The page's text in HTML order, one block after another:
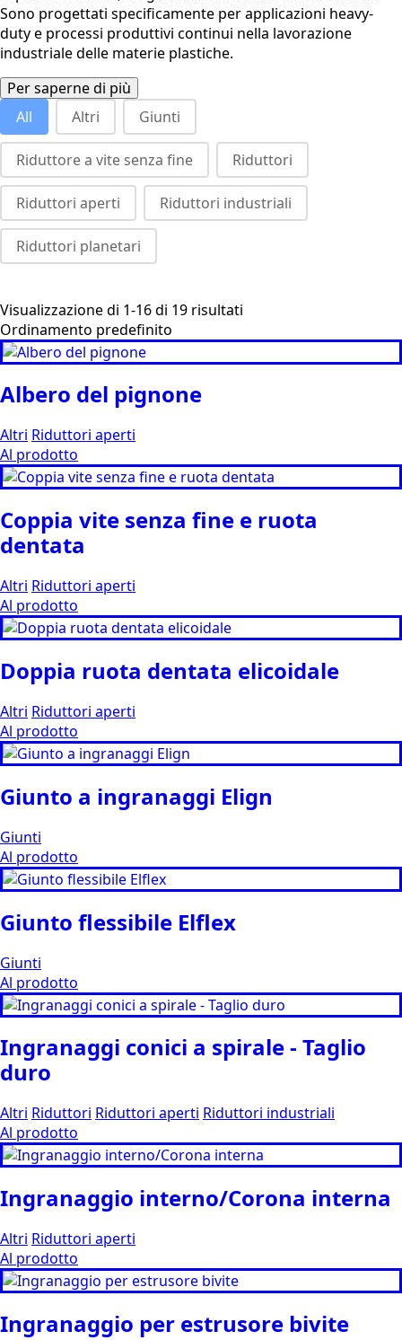
Sono progettati specificamente per applicazioni heavy-
duty e processi produttivi continui nella lavorazione
industriale delle materie plastiche.
Per saperne di più
product categories - topbar
All Altri Giunti
Riduttore a vite senza fine Riduttori
Riduttori aperti Riduttori industriali
Riduttori planetari
Visualizzazione di 1-16 di 19 risultati
Albero del pignone
Altri Riduttori aperti
Al prodotto
Coppia vite senza fine e ruota
dentata
Altri Riduttori aperti
Al prodotto
Doppia ruota dentata elicoidale
Altri Riduttori aperti
Al prodotto
Giunto a ingranaggi Elign
Giunti
Al prodotto
Giunto flessibile Elflex
Giunti
Al prodotto
Ingranaggi conici a spirale - Taglio
duro
Altri Riduttori Riduttori aperti Riduttori industriali
Al prodotto
Ingranaggio interno/Corona interna
Altri Riduttori aperti
Al prodotto
Ingranaggio per estrusore bivite